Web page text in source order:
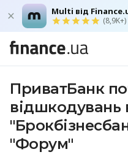
Multi від
(8,9K+)
ПриватБанк
відшкодувань
"Форум"